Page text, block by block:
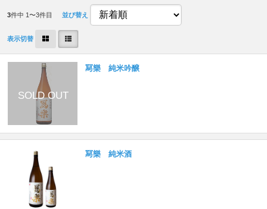
3件中 1〜3件目 並び替え
表示切替
冩樂 純米吟醸
冩樂 純米酒